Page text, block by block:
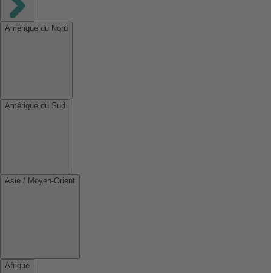
Amérique du Nord
Amérique du Sud
Asie / Moyen-Orient
Afrique